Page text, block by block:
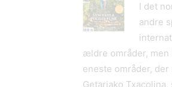
I det
andre
ældre områder, men
eneste områder,
Getariako